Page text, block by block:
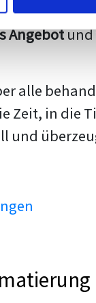
teilen
Angebotund
alle
Zeit, in die
und